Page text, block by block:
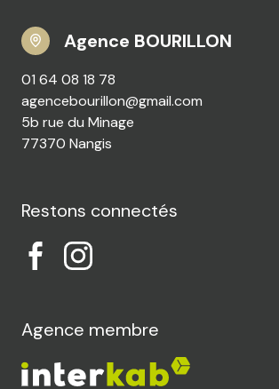
Agence BOURILLON
01 64 08 18 78
agencebourillon@gmail.com
5b rue du Minage
77370 Nangis
Restons connectés
Agence membre